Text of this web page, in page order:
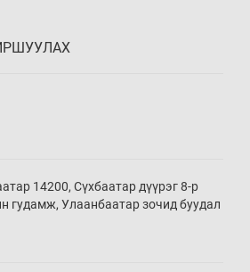
мин
мин
48 мин
14200, Сүхбаатар дүүрэг 8-р
гудамж, Улаанбаатар зочид буудал